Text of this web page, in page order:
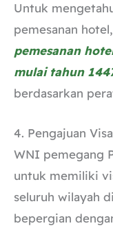
Untuk
pemesanan
pemesanan
mulai tahun
berdasarkan
4. Pengajuan Visa
WNI pemegang
untuk memiliki
seluruh wilayah
bepergian